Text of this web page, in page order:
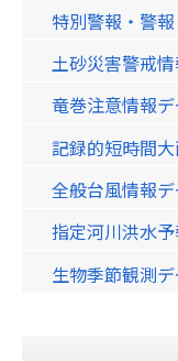
特別警報・警
土砂災害警戒
竜巻注意情報
記録的短時間
全般台風情報
指定河川洪水
生物季節観測